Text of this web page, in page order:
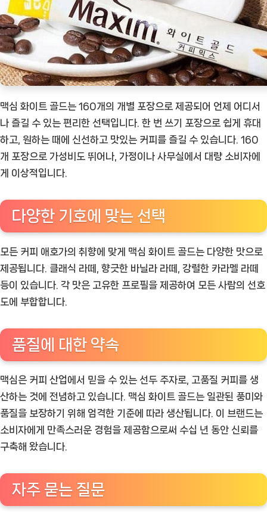
맥심 화이트 골드는 160개의 개별 포장으로 제공되어 언제 어디서
나 즐길 수 있는 편리한 선택입니다. 한 번 쓰기 포장으로 쉽게 휴대
하고, 원하는 때에 신선하고 맛있는 커피를 즐길 수 있습니다. 160
개 포장으로 가성비도 뛰어나, 가정이나 사무실에서 대량 소비자에
게 이상적입니다.
다양한 기호에 맞는 선택
모든 커피 애호가의 취향에 맞게 맥심 화이트 골드는 다양한 맛으로
제공됩니다. 클래식 라떼, 향긋한 바닐라 라떼, 강렬한 카라멜 라떼
등이 있습니다. 각 맛은 고유한 프로필을 제공하여 모든 사람의 선호
도에 부합합니다.
품질에 대한 약속
맥심은 커피 산업에서 믿을 수 있는 선두 주자로, 고품질 커피를 생
산하는 것에 전념하고 있습니다. 맥심 화이트 골드는 일관된 풍미와
품질을 보장하기 위해 엄격한 기준에 따라 생산됩니다. 이 브랜드는
소비자에게 만족스러운 경험을 제공함으로써 수십 년 동안 신뢰를
구축해 왔습니다.
자주 묻는 질문